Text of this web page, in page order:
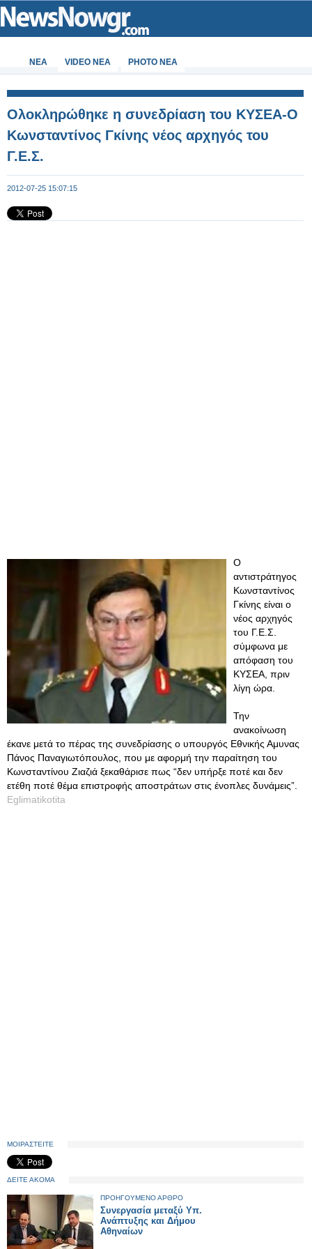
ΝΕΑ VIDEO NEA PHOTO NEA
Ολοκληρώθηκε η συνεδρίαση του ΚΥΣΕΑ-Ο
Κωνσταντίνος Γκίνης νέος αρχηγός του
Γ.Ε.Σ.
2012-07-25 15:07:15
Ο
αντιστράτηγος
Κωνσταντίνος
Γκίνης είναι ο
νέος αρχηγός
του Γ.Ε.Σ.
σύμφωνα με
απόφαση του
ΚΥΣΕΑ, πριν
λίγη ώρα.
Την
ανακοίνωση
έκανε μετά το πέρας της συνεδρίασης ο υπουργός Εθνικής Αμυνας
Πάνος Παναγιωτόπουλος, που με αφορμή την παραίτηση του
Κωνσταντίνου Ζιαζιά ξεκαθάρισε πως “δεν υπήρξε ποτέ και δεν
ετέθη ποτέ θέμα επιστροφής αποστράτων στις ένοπλες δυνάμεις”.
Eglimatikotita
ΜΟΙΡΑΣΤΕΙΤΕ
ΔΕΙΤΕ ΑΚΟΜΑ
ΠΡΟΗΓΟΥΜΕΝΟ ΑΡΘΡΟ
Συνεργασία μεταξύ Υπ.
Ανάπτυξης και Δήμου
Αθηναίων